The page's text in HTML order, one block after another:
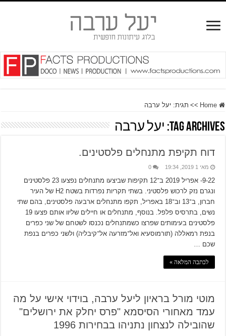
Home
>> תגית:יעל ערבה
Tag Archives: יעל ערבה
דוח תקיפת מתנחלים פלסטינים.
מאי 1 2019, 19:34 0
9-22- אפריל 2019 ב־12 תקיפות שביצעו מתנחלים נפצעו 23 פלסטינים
ונגרם נזק לרכוש פלסטיני. בשתי תקריות נפרדות בשטח H2 של העיר
חברון, ב־13 וב־18 באפריל, תקפו מתנחלים ארבעה פלסטינים, בהם שתי
נשים, בתרסיס פלפל. בנוסף, מתנחלים או חיילים שליוו אותם פצעו 19
פלסטינים בעימותים שפרצו כשמתנחלים נכנסו לשטחם של שני כפרים
בנפת רמאללה (תורמוסעיא ואל־מזרעה אל־קיבליה) ולשני כפרים בנפת
שכם …
לכתבה המלאה »
מוטי מורל בראיון ליעל ערבה, בוידוי אישי על מה
עמד מאחורי הסיסמא "פרס יחלק את ירושלים"
שהובילה לנצחון נתניהו בבחירות 1996